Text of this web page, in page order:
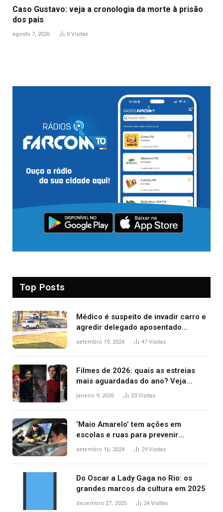
Caso Gustavo: veja a cronologia da morte à prisão
dos pais
agosto 7, 2026 0 Visitas
Top Posts
Médico é suspeito de invadir carro e
agredir delegado aposentado
durante confusão no trânsito
setembro 19, 2024 47 Visitas
Filmes de 2026: quais as estreias
mais aguardadas do ano? Veja
principais lançamentos do cinema
janeiro 9, 2026 33 Visitas
‘Maio Amarelo’ tem ações em
escolas e ruas para prevenir
acidentes no trânsito no AP
setembro 16, 2024 29 Visitas
Do Oscar a Lady Gaga no Rio: os
grandes marcos da cultura em 2025
dezembro 27, 2025 24 Visitas